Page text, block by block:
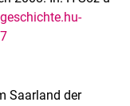
Saarland der